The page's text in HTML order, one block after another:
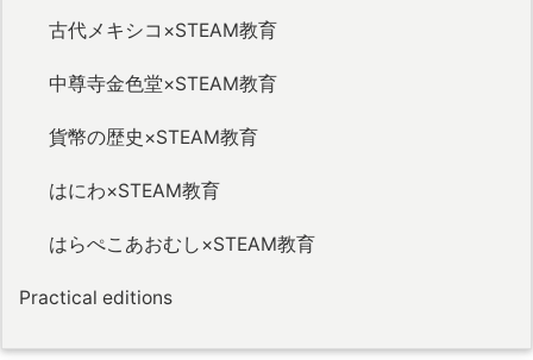
古代メキシコ×STEAM教育
中尊寺金色堂×STEAM教育
貨幣の歴史×STEAM教育
はにわ×STEAM教育
はらぺこあおむし×STEAM教育
Practical editions